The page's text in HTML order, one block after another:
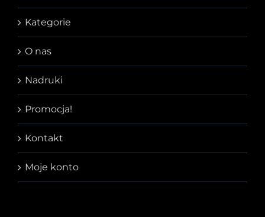
Kategorie
O nas
Nadruki
Promocja!
Kontakt
Moje konto